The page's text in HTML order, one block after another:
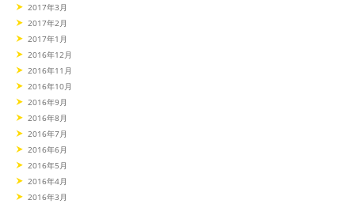
2017年3月
2017年2月
2017年1月
2016年12月
2016年11月
2016年10月
2016年9月
2016年8月
2016年7月
2016年6月
2016年5月
2016年4月
2016年3月